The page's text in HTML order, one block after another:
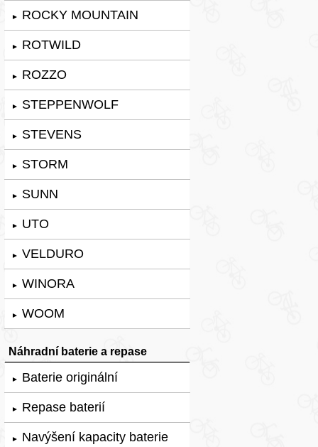
► ROCKY MOUNTAIN
► ROTWILD
► ROZZO
► STEPPENWOLF
► STEVENS
► STORM
► SUNN
► UTO
► VELDURO
► WINORA
► WOOM
Náhradní baterie a repase
► Baterie originální
► Repase baterií
► Navýšení kapacity baterie